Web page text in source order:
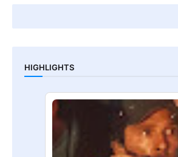
HIGHLIGHTS